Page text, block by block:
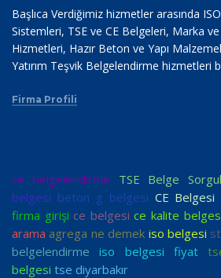
Başlıca Verdiğimiz hizmetler arasında
Sistemleri, TSE ve CE Belgeleri, Marka
Hizmetleri, Hazır Beton ve Yapı
Yatırım Teşvik Belgelendirme hizmetleri
Firma Profili
ce belgelendirme TSE Belge
belgesi beton g belgesi CE Belgesi
firma girişi ce belgesi ce kalite
arama agrega ne demek iso belgesi
belgelendirme
iso belgesi fiyat
belgesi tse diyarbakır